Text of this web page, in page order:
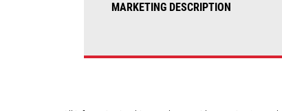
MARKETING DESCRIPTION